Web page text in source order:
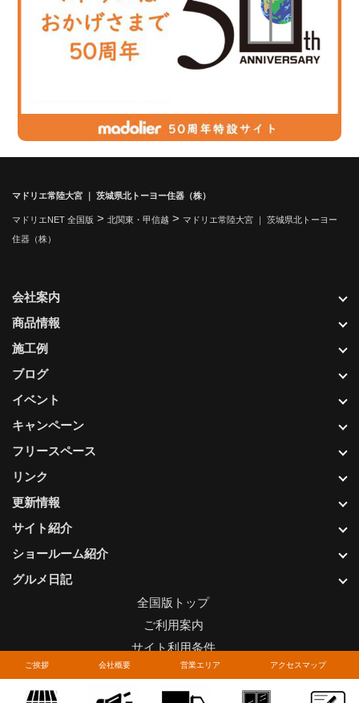
ご挨拶 会社概要 営業エリア アクセスマップ
マドリエ常陸大宮 ｜ 茨城県北トーヨー住器（株）
マドリエNET 全国版 > 北関東・甲信越 > マドリエ常陸大宮 ｜ 茨城県北トーヨー
住器（株）
更新情報
サイト紹介
ショールーム紹介
グルメ日記
会社案内
商品情報
施工例
ブログ
イベント
キャンペーン
フリースペース
リンク
全国版トップ
ご利用案内
サイト利用条件
プライバシーポリシー
関連リンク